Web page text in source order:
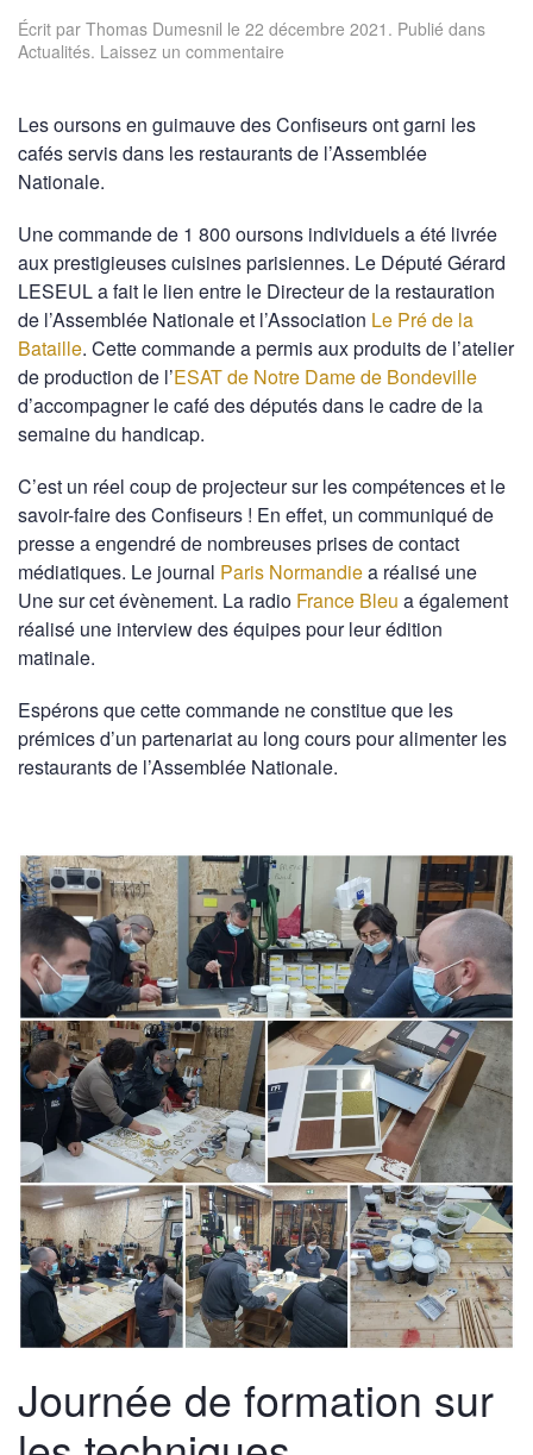
Écrit par Thomas Dumesnil le 22 décembre 2021 . Publié dans
Actualités. Laissez un commentaire
Les oursons en guimauve des Confiseurs ont garni les
cafés servis dans les restaurants de l’Assemblée
Nationale.
Une commande de 1 800 oursons individuels a été livrée
aux prestigieuses cuisines parisiennes. Le Député Gérard
LESEUL a fait le lien entre le Directeur de la restauration
de l’Assemblée Nationale et l’Association Le Pré de la
Bataille. Cette commande a permis aux produits de l’atelier
de production de l’ESAT de Notre Dame de Bondeville
d’accompagner le café des députés dans le cadre de la
semaine du handicap.
C’est un réel coup de projecteur sur les compétences et le
savoir-faire des Confiseurs ! En effet, un communiqué de
presse a engendré de nombreuses prises de contact
médiatiques. Le journal Paris Normandiea réalisé une
Une sur cet évènement. La radio France Bleu a également
réalisé une interview des équipes pour leur édition
matinale.
Espérons que cette commande ne constitue que les
prémices d’un partenariat au long cours pour alimenter les
restaurants de l’Assemblée Nationale.
Journée de formation sur